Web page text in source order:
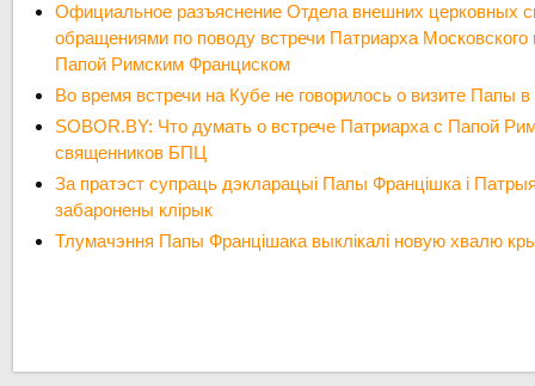
Официальное разъяснение Отдела внешних церковных
обращениями по поводу встречи Патриарха
Папой Римским Франциском
Во время встречи на Кубе не говорилось о визите Папы
SOBOR.BY: Что думать о встрече Патриарха с Папой
священников БПЦ
За пратэст супраць дэкларацыі Папы Францішка і
забаронены клірык
Тлумачэння Папы Францішака выклікалі новую хвалю